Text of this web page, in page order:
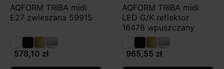
AQFORM TRIBA midi
E27 zwieszana 59915
578,10 zł
AQFORM TRIBA midi
LED G/K reflektor
16478 wpuszczany
965,55 zł